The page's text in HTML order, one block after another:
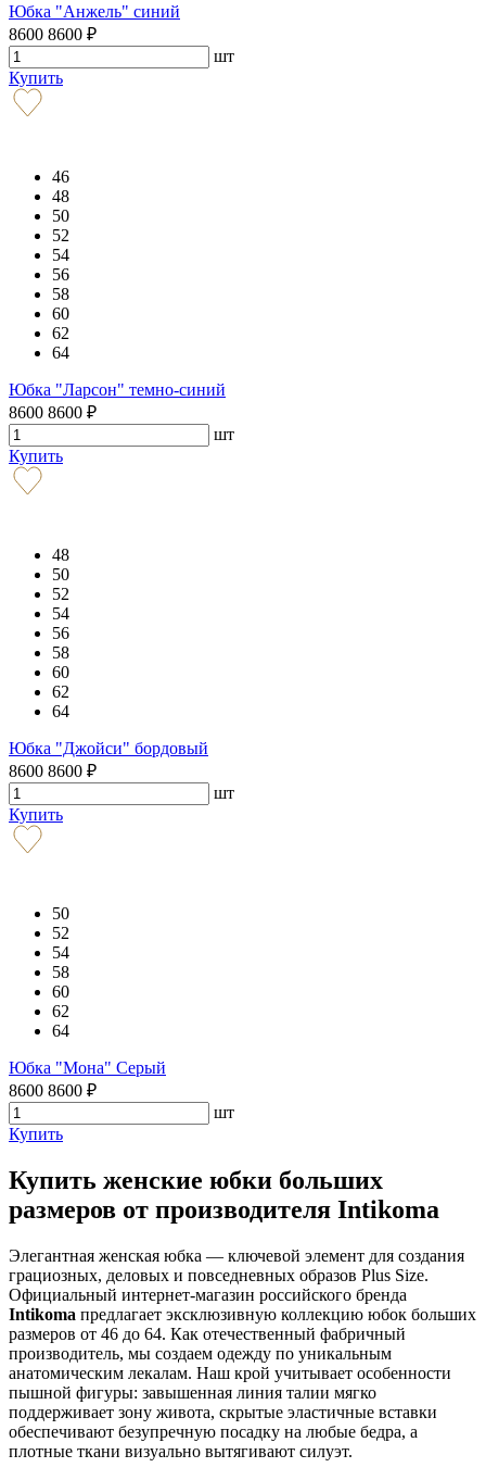
Юбка "Анжель" синий
8600 8600 ₽
шт
Купить
46
48
50
52
54
56
58
60
62
64
Юбка "Ларсон" темно-синий
8600 8600 ₽
шт
Купить
48
50
52
54
56
58
60
62
64
Юбка "Джойси" бордовый
8600 8600 ₽
шт
Купить
50
52
54
58
60
62
64
Юбка "Мона" Серый
8600 8600 ₽
шт
Купить
Купить женские юбки больших
размеров от производителя Intikoma
Элегантная женская юбка — ключевой элемент для создания
грациозных, деловых и повседневных образов Plus Size.
Официальный интернет-магазин российского бренда
Intikoma предлагает эксклюзивную коллекцию юбок больших
размеров от 46 до 64. Как отечественный фабричный
производитель, мы создаем одежду по уникальным
анатомическим лекалам. Наш крой учитывает особенности
пышной фигуры: завышенная линия талии мягко
поддерживает зону живота, скрытые эластичные вставки
обеспечивают безупречную посадку на любые бедра, а
плотные ткани визуально вытягивают силуэт.